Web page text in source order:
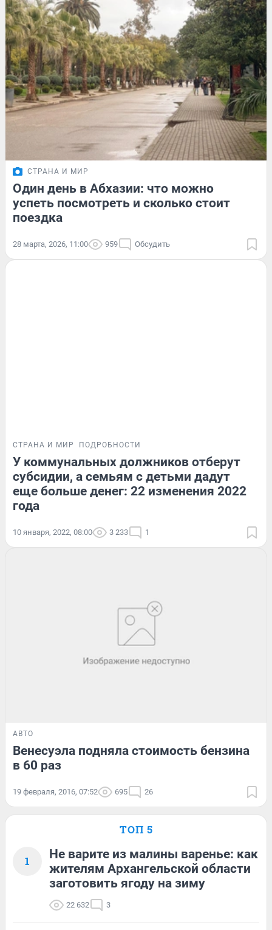
СТРАНА И МИР
Один день в Абхазии: что можно
успеть посмотреть и сколько стоит
поездка
28 марта, 2026, 11:00 959 Обсудить
СТРАНА И МИР ПОДРОБНОСТИ
У коммунальных должников отберут
субсидии, а семьям с детьми дадут
еще больше денег: 22 изменения 2022
года
10 января, 2022, 08:00 3 233 1
АВТО
Венесуэла подняла стоимость бензина
в 60 раз
19 февраля, 2016, 07:52 695 26
ТОП 5
1
Не варите из малины варенье: как
жителям Архангельской области
заготовить ягоду на зиму
22 632 3